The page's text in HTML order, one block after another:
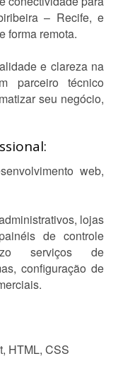
– Recife, e
forma remota.
e clareza na
parceiro técnico
seu negócio,
web,
lojas
de controle
serviços de
configuração de
HTML, CSS